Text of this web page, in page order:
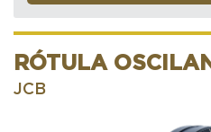
RÓTULA
JCB